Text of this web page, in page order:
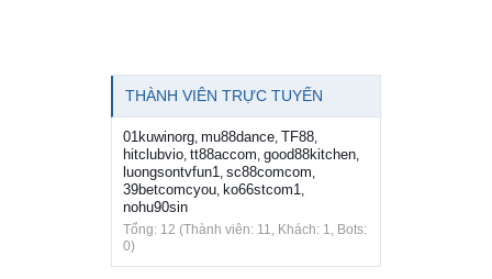
THÀNH VIÊN TRỰC TUYẾN
01kuwinorg, mu88dance, TF88,
hitclubvio, tt88accom, good88kitchen,
luongsontvfun1, sc88comcom,
39betcomcyou, ko66stcom1,
nohu90sin
Tổng: 12 (Thành viên: 11, Khách: 1, Bots:
0)